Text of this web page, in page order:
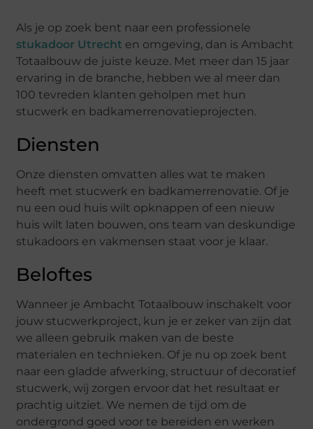
Als je op zoek bent naar een professionele
stukadoor Utrecht en omgeving, dan is Ambacht
Totaalbouw de juiste keuze. Met meer dan 15 jaar
ervaring in de branche, hebben we al meer dan
100 tevreden klanten geholpen met hun
stucwerk en badkamerrenovatieprojecten.
Diensten
Onze diensten omvatten alles wat te maken
heeft met stucwerk en badkamerrenovatie. Of je
nu een oud huis wilt opknappen of een nieuw
huis wilt laten bouwen, ons team van deskundige
stukadoors en vakmensen staat voor je klaar.
Beloftes
Wanneer je Ambacht Totaalbouw inschakelt voor
jouw stucwerkproject, kun je er zeker van zijn dat
we alleen gebruik maken van de beste
materialen en technieken. Of je nu op zoek bent
naar een gladde afwerking, structuur of decoratief
stucwerk, wij zorgen ervoor dat het resultaat er
prachtig uitziet. We nemen de tijd om de
ondergrond goed voor te bereiden en werken